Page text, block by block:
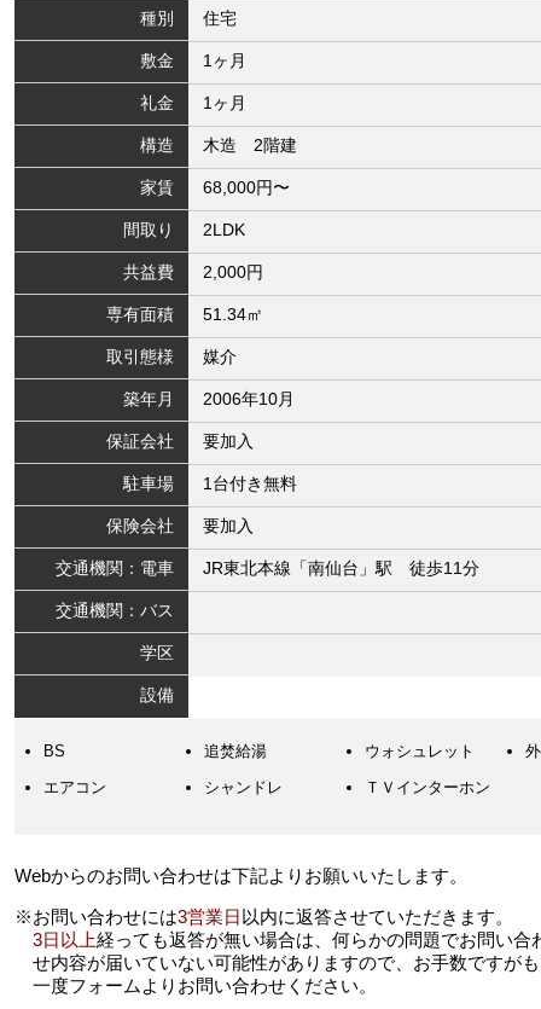
種別 住宅
敷金 1ヶ月
礼金 1ヶ月
構造 木造 2階建
家賃 68,000円〜
間取り 2LDK
共益費 2,000円
専有面積 51.34㎡
取引態様 媒介
築年月 2006年10月
保証会社 要加入
駐車場 1台付き無料
保険会社 要加入
交通機関：電車 JR東北本線「南仙台」駅 徒歩11分
交通機関：バス
学区
設備
BS 追焚給湯 ウォシュレット
エアコン
シャンドレ ＴＶインターホン
Webからのお問い合わせは下記よりお願いいたします。
※お問い合わせには3営業日 以内に返答させていただきます。
3日以上経っても返答が無い場合は、何らかの問題でお問い合
せ内容が届いていない可能性がありますので、お手数ですが
一度フォームよりお問い合わせください。